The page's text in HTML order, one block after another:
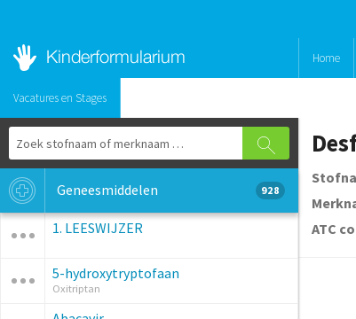
Home
Vacatures en Stages
Geneesmiddelen 928
1. LEESWIJZER
5-hydroxytryptofaan
Oxitriptan
ATC